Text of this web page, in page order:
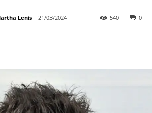
Lenis 21/03/2024 0
540